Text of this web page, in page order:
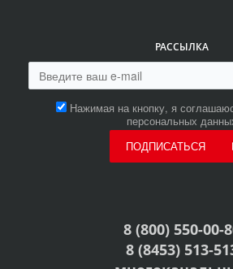
РАССЫЛКА
Нажимая на кнопку, я
персональных
ПОДПИСАТЬСЯ
8 (800) 550-00-
8 (8453) 513-